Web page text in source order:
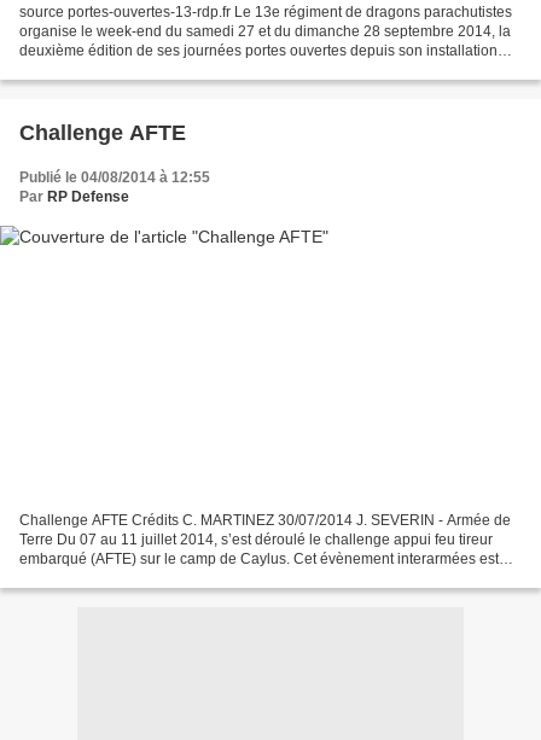
source portes-ouvertes-13-rdp.fr Le 13e régiment de dragons parachutistes
organise le week-end du samedi 27 et du dimanche 28 septembre 2014, la
deuxième édition de ses journées portes ouvertes depuis son installation
Challenge AFTE
Publié le 04/08/2014 à 12:55
Par RP Defense
Challenge AFTE Crédits C. MARTINEZ 30/07/2014 J. SEVERIN - Armée de
Terre Du 07 au 11 juillet 2014, s’est déroulé le challenge appui feu tireur
embarqué (AFTE) sur le camp de Caylus. Cet évènement interarmées est